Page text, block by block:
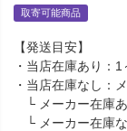
取寄可能商品
【発送目安】
・当店在庫あり：1
・当店在庫なし：
└ メーカー在庫
└ メーカー在庫な